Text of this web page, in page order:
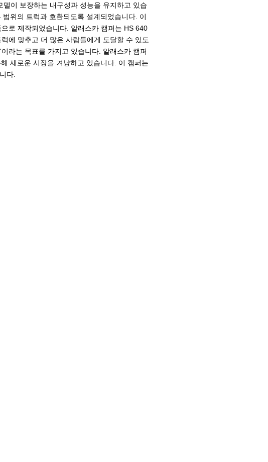
이 보장하는 내구성과 성능을 유지하고 있습
위의 트럭과 호환되도록 설계되었습니다. 이
로 제작되었습니다. 알래스카 캠퍼는 HS 640
에 맞추고 더 많은 사람들에게 도달할 수 있도
라는 목표를 가지고 있습니다. 알래스카 캠퍼
새로운 시장을 겨냥하고 있습니다. 이 캠퍼는
다.